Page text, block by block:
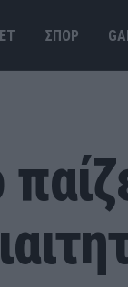
ΣΠΟΡ